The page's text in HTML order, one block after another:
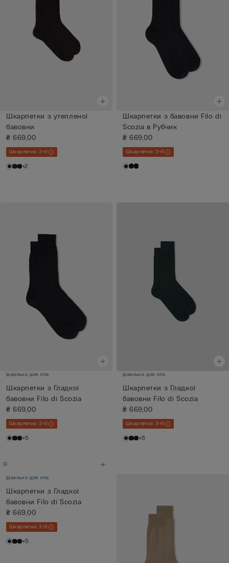
Шкарпетки з утепленої
бавовни
₴ 669,00
Шкарпетки: 3+3
+2
Шкарпетки з бавовни Filo di
Scozia в Рубчик
₴ 669,00
Шкарпетки: 3+3
Ідеально для літа
Шкарпетки з Гладкої
бавовни Filo di Scozia
₴ 669,00
Шкарпетки: 3+3
+5
Ідеально для літа
Шкарпетки з Гладкої
бавовни Filo di Scozia
₴ 669,00
Шкарпетки: 3+3
+5
Ідеально для літа
Шкарпетки з Гладкої
бавовни Filo di Scozia
₴ 669,00
Шкарпетки: 3+3
+5